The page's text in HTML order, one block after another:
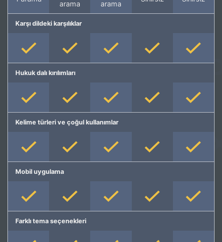
arama
arama
Karşı dildeki karşılıklar
Hukuk dalı kırılımları
Kelime türleri ve çoğul kullanımlar
Mobil uygulama
Farklı tema seçenekleri